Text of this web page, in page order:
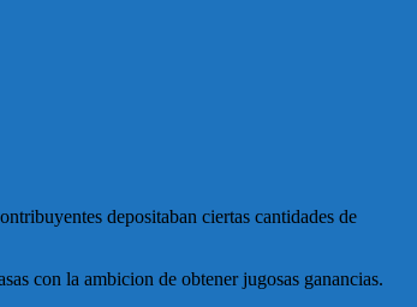
depositaban ciertas cantidades de
con la ambicion de obtener jugosas ganancias.